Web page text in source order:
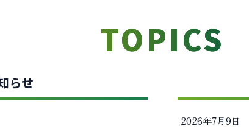
TOPICS
らせ
2026年7月9日